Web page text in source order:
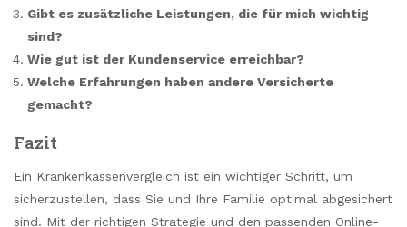
Gibt es zusätzliche Leistungen, die für mich wichtig
sind?
Wie gut ist der Kundenservice erreichbar?
Welche Erfahrungen haben andere Versicherte
gemacht?
Fazit
Ein Krankenkassenvergleich ist ein wichtiger Schritt, um
sicherzustellen, dass Sie und Ihre Familie optimal abgesichert
sind. Mit der richtigen Strategie und den passenden Online-